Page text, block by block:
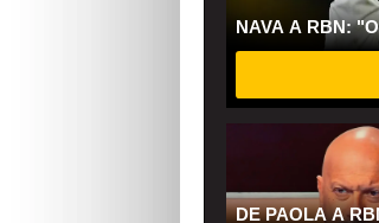
NAVA A RBN:
DE PAOLA A